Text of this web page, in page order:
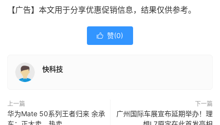
【广告】本文用于分享优惠促销信息，结果仅供参考。
 赞(0)
快科技
上一篇
华为Mate 50系列王者归来 余承
下一篇
广州国际车展宣布延期举办！理